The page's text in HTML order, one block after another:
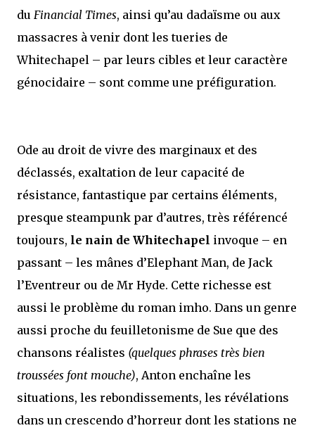
du Financial Times, ainsi qu’au dadaïsme ou aux
massacres à venir dont les tueries de
Whitechapel – par leurs cibles et leur caractère
génocidaire – sont comme une préfiguration.
Ode au droit de vivre des marginaux et des
déclassés, exaltation de leur capacité de
résistance, fantastique par certains éléments,
presque steampunk par d’autres, très référencé
toujours, le nain de Whitechapel invoque – en
passant – les mânes d’Elephant Man, de Jack
l’Eventreur ou de Mr Hyde. Cette richesse est
aussi le problème du roman imho. Dans un genre
aussi proche du feuilletonisme de Sue que des
chansons réalistes (quelques phrases très bien
troussées font mouche), Anton enchaîne les
situations, les rebondissements, les révélations
dans un crescendo d’horreur dont les stations ne